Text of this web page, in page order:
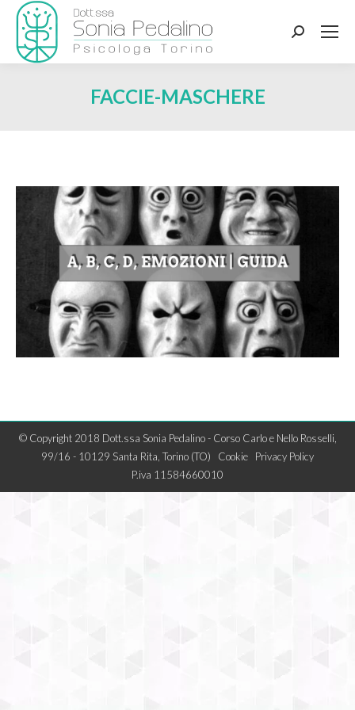
Search:
FACCIE-MASCHERE
© Copyright 2018 Dott.ssa Sonia Pedalino - Corso Carlo e Nello Rosselli,
99/16 - 10129 Santa Rita, Torino (TO) Cookie
Privacy Policy
P.iva 11584660010